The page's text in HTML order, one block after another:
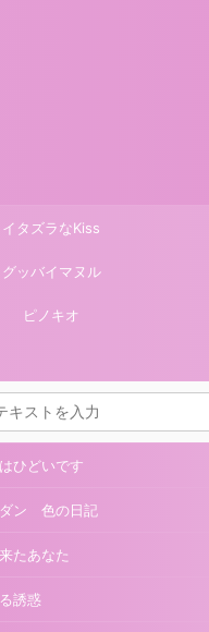
イタズラなKiss
グッバイマヌル
ピノキオ
ひどいです
ン 色の日記
たあなた
誘惑